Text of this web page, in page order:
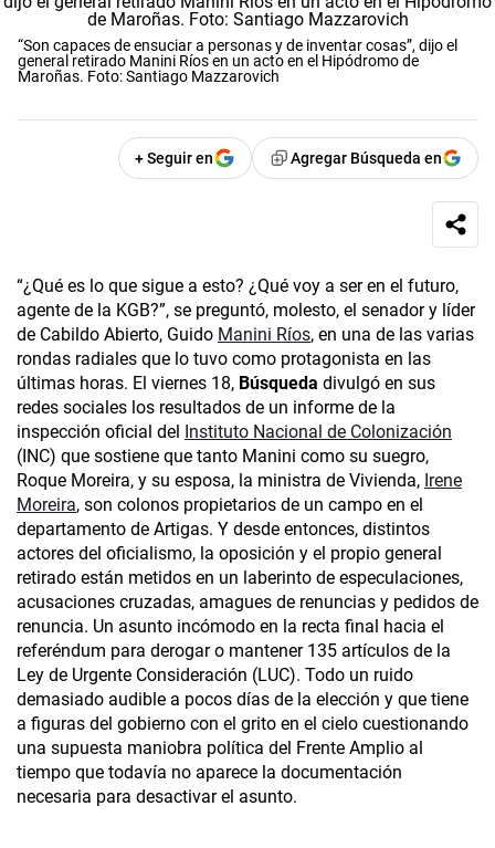
“Son capaces de ensuciar a personas y de inventar cosas”, dijo el
general retirado Manini Ríos en un acto en el Hipódromo de
Maroñas. Foto: Santiago Mazzarovich
+ Seguir en Agregar Búsqueda en
“¿Qué es lo que sigue a esto? ¿Qué voy a ser en el futuro,
agente de la KGB?”, se preguntó, molesto, el senador y líder
de Cabildo Abierto, Guido Manini Ríos, en una de las varias
rondas radiales que lo tuvo como protagonista en las
últimas horas. El viernes 18, Búsqueda divulgó en sus
redes sociales los resultados de un informe de la
inspección oficial del Instituto Nacional de Colonización
(INC) que sostiene que tanto Manini como su suegro,
Roque Moreira, y su esposa, la ministra de Vivienda, Irene
Moreira, son colonos propietarios de un campo en el
departamento de Artigas. Y desde entonces, distintos
actores del oficialismo, la oposición y el propio general
retirado están metidos en un laberinto de especulaciones,
acusaciones cruzadas, amagues de renuncias y pedidos de
renuncia. Un asunto incómodo en la recta final hacia el
referéndum para derogar o mantener 135 artículos de la
Ley de Urgente Consideración (LUC). Todo un ruido
demasiado audible a pocos días de la elección y que tiene
a figuras del gobierno con el grito en el cielo cuestionando
una supuesta maniobra política del Frente Amplio al
tiempo que todavía no aparece la documentación
necesaria para desactivar el asunto.